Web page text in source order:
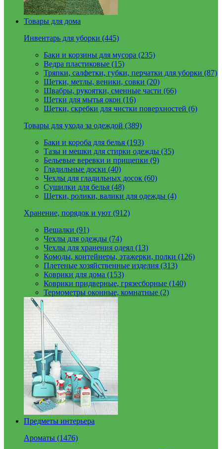
Товары для дома
Инвентарь для уборки (445)
Баки и корзины для мусора (235)
Ведра пластиковые (15)
Тряпки, салфетки, губки, перчатки для уборки (87)
Щетки, метлы, веники, совки (20)
Швабры, рукоятки, сменные части (66)
Щетки для мытья окон (16)
Щетки, скребки для чистки поверхностей (6)
Товары для ухода за одеждой (389)
Баки и короба для белья (193)
Тазы и мешки для стирки одежды (35)
Бельевые веревки и прищепки (9)
Гладильные доски (40)
Чехлы для гладильных досок (60)
Сушилки для белья (48)
Щетки, ролики, валики для одежды (4)
Хранение, порядок и уют (912)
Вешалки (91)
Чехлы для одежды (74)
Чехлы для хранения одеял (13)
Комоды, контейнеры, этажерки, полки (126)
Плетеные хозяйственные изделия (313)
Коврики для дома (153)
Коврики придверные, грязесборные (140)
Термометры оконные, комнатные (2)
Предметы интерьера
Ароматы (1476)